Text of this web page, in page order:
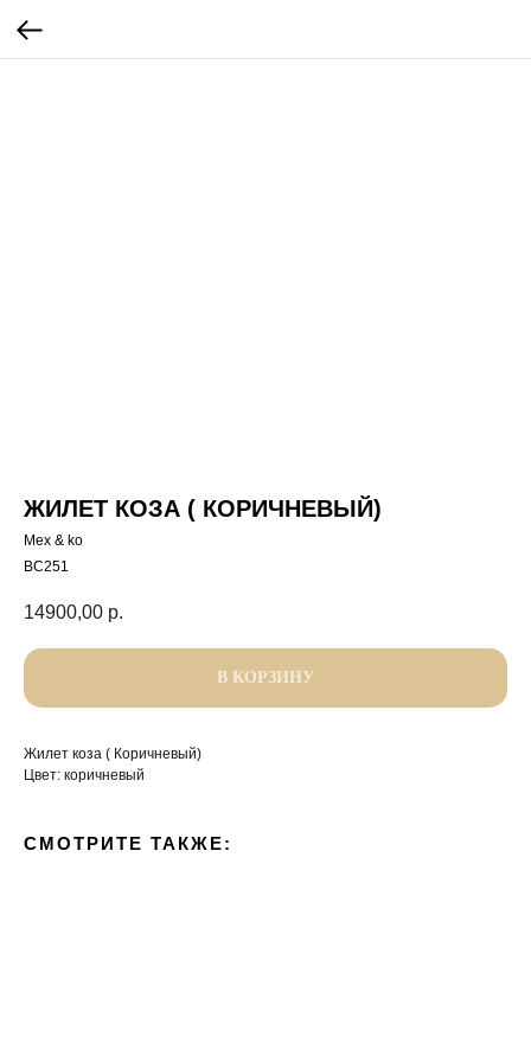
ЖИЛЕТ КОЗА ( КОРИЧНЕВЫЙ)
Mex & ko
ВС251
14900,00 р.
В КОРЗИНУ
Жилет коза ( Коричневый)
Цвет: коричневый
СМОТРИТЕ ТАКЖЕ: